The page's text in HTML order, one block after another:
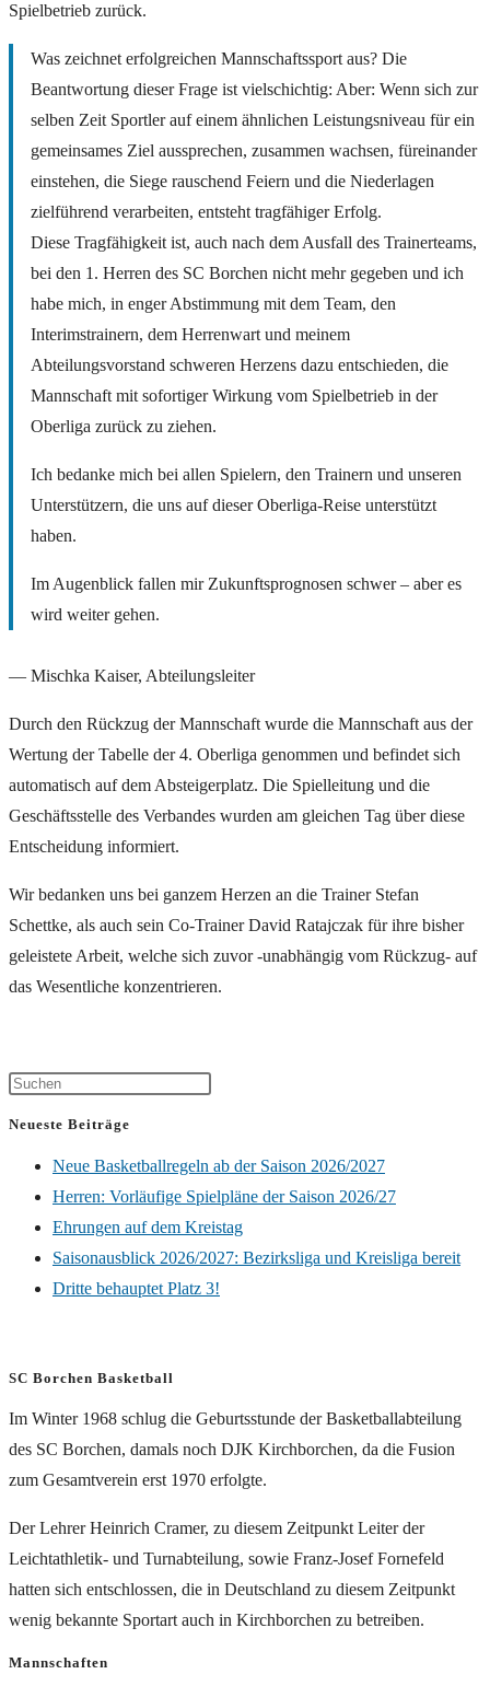
Spielbetrieb zurück.
Was zeichnet erfolgreichen Mannschaftssport aus? Die
Beantwortung dieser Frage ist vielschichtig: Aber: Wenn sich zur
selben Zeit Sportler auf einem ähnlichen Leistungsniveau für ein
gemeinsames Ziel aussprechen, zusammen wachsen, füreinander
einstehen, die Siege rauschend Feiern und die Niederlagen
zielführend verarbeiten, entsteht tragfähiger Erfolg.
Diese Tragfähigkeit ist, auch nach dem Ausfall des Trainerteams,
bei den 1. Herren des SC Borchen nicht mehr gegeben und ich
habe mich, in enger Abstimmung mit dem Team, den
Interimstrainern, dem Herrenwart und meinem
Abteilungsvorstand schweren Herzens dazu entschieden, die
Mannschaft mit sofortiger Wirkung vom Spielbetrieb in der
Oberliga zurück zu ziehen.
Ich bedanke mich bei allen Spielern, den Trainern und unseren
Unterstützern, die uns auf dieser Oberliga-Reise unterstützt
haben.
Im Augenblick fallen mir Zukunftsprognosen schwer – aber es
wird weiter gehen.
— Mischka Kaiser, Abteilungsleiter
Durch den Rückzug der Mannschaft wurde die Mannschaft aus der
Wertung der Tabelle der 4. Oberliga genommen und befindet sich
automatisch auf dem Absteigerplatz. Die Spielleitung und die
Geschäftsstelle des Verbandes wurden am gleichen Tag über diese
Entscheidung informiert.
Wir bedanken uns bei ganzem Herzen an die Trainer Stefan
Schettke, als auch sein Co-Trainer David Ratajczak für ihre bisher
geleistete Arbeit, welche sich zuvor -unabhängig vom Rückzug- auf
das Wesentliche konzentrieren.
Neueste Beiträge
Neue Basketballregeln ab der Saison 2026/2027
Herren: Vorläufige Spielpläne der Saison 2026/27
Ehrungen auf dem Kreistag
Saisonausblick 2026/2027: Bezirksliga und Kreisliga bereit
Dritte behauptet Platz 3!
SC Borchen Basketball
Im Winter 1968 schlug die Geburtsstunde der Basketballabteilung
des SC Borchen, damals noch DJK Kirchborchen, da die Fusion
zum Gesamtverein erst 1970 erfolgte.
Der Lehrer Heinrich Cramer, zu diesem Zeitpunkt Leiter der
Leichtathletik- und Turnabteilung, sowie Franz-Josef Fornefeld
hatten sich entschlossen, die in Deutschland zu diesem Zeitpunkt
wenig bekannte Sportart auch in Kirchborchen zu betreiben.
Mannschaften